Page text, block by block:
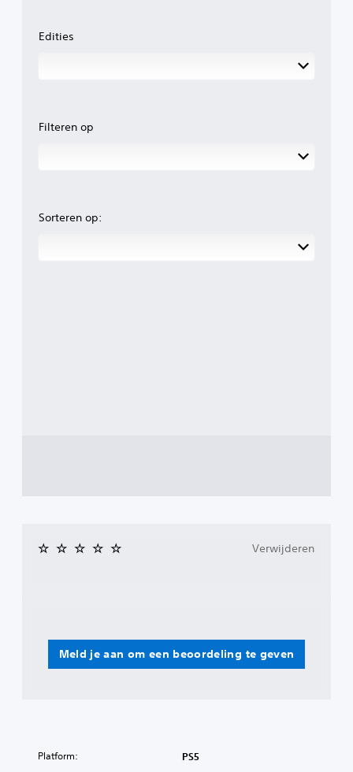
Edities
Filteren op
Sorteren op:
Meld je aan om een beoordeling te geven
Verwijderen
Platform: PS5